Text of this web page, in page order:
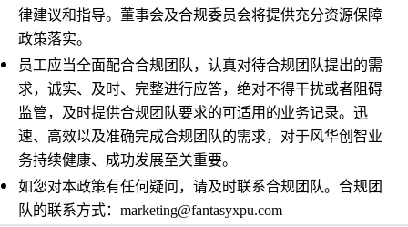
律建议和指导。董事会及合规委员会将提供充分资源保障
政策落实。
员工应当全面配合合规团队，认真对待合规团队提出的需
求，诚实、及时、完整进行应答，绝对不得干扰或者阻碍
监管，及时提供合规团队要求的可适用的业务记录。迅
速、高效以及准确完成合规团队的需求，对于风华创智业
务持续健康、成功发展至关重要。
如您对本政策有任何疑问，请及时联系合规团队。合规团
队的联系方式： marketing@fantasyxpu.com